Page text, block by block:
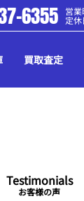
6355 営
定
買取査定
Testimonials
お客様の声